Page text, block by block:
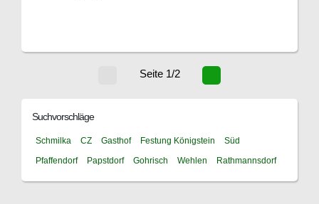
Seite 1/2
Suchvorschläge
Schmilka CZ Gasthof Festung Königstein
Süd
Pfaffendorf
Papstdorf Gohrisch Wehlen Rathmannsdorf